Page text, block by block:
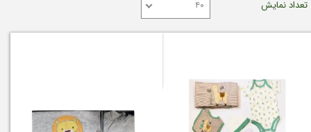
تعداد نمایش ۴۰